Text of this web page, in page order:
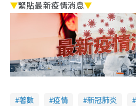
▼緊貼最新疫情消息▼
著數 疫情 新冠肺炎